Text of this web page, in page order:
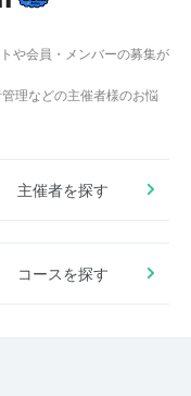
や会員・メンバーの募集が
理などの主催者様のお悩
主催者を探す
コースを探す